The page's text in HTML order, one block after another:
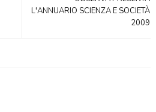
L'ANNUARIO SCIENZA E SOCIETÀ
2009